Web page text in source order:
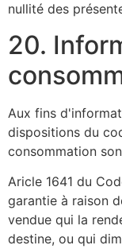
nullité des
20.
Aux fins
dispositions du
consommation
Aricle 1641 du
garantie à raison
vendue qui la
destine, ou qui